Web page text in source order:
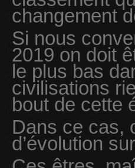
changement
Si nous
2019 on doit
le plus bas
civilisations
bout de cette
Dans ce cas,
d’évolution